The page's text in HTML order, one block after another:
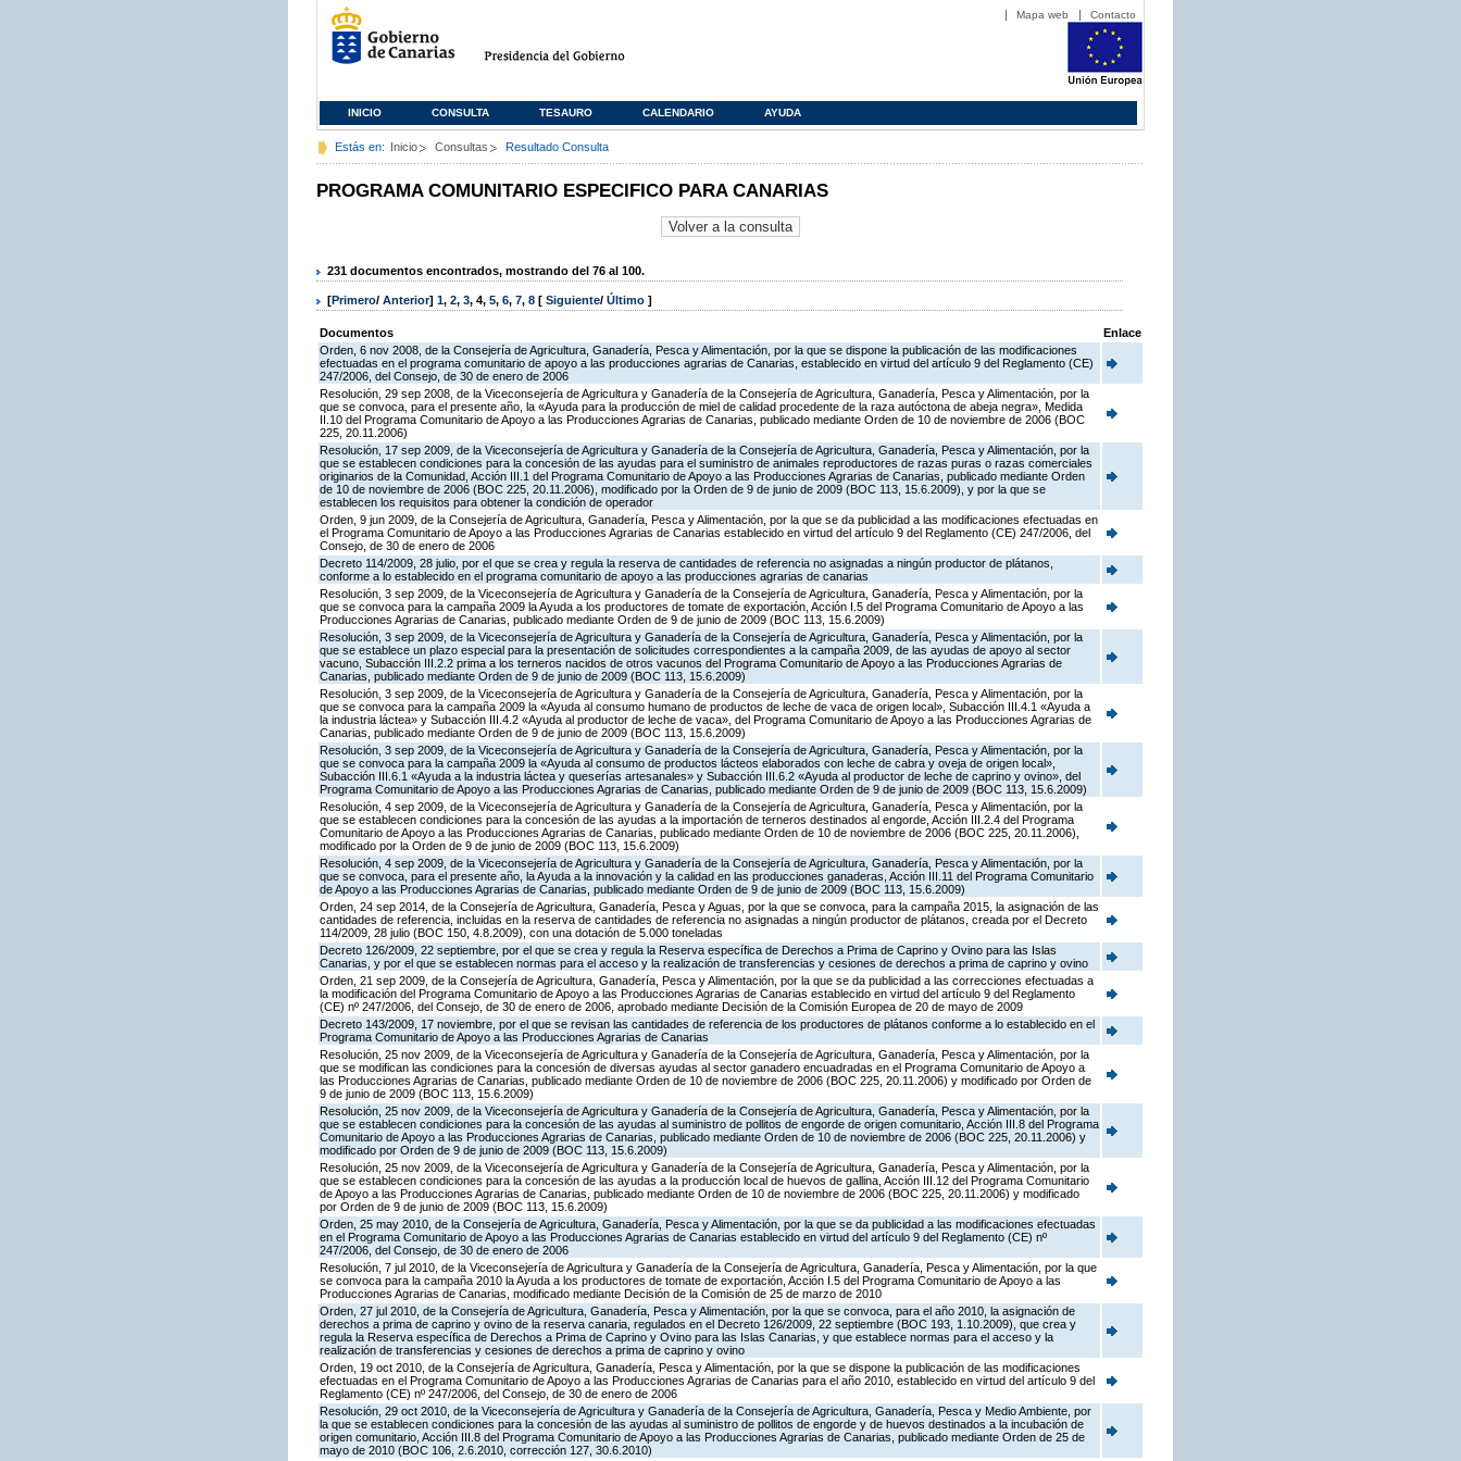
Mapa web Contacto
INICIO CONSULTA TESAURO CALENDARIO AYUDA
Estás en: Inicio Consultas Resultado Consulta
PROGRAMA COMUNITARIO ESPECIFICO PARA CANARIAS
231 documentos encontrados, mostrando del 76 al 100.
[Primero/ Anterior] 1, 2, 3, 4, 5, 6, 7, 8 [ Siguiente/ Último ]
Documentos
Enlace
Orden, 6 nov 2008, de la Consejería de Agricultura, Ganadería, Pesca y Alimentación, por la que se dispone la publicación de las modificaciones
efectuadas en el programa comunitario de apoyo a las producciones agrarias de Canarias, establecido en virtud del artículo 9 del Reglamento (CE)
247/2006, del Consejo, de 30 de enero de 2006
Resolución, 29 sep 2008, de la Viceconsejería de Agricultura y Ganadería de la Consejería de Agricultura, Ganadería, Pesca y Alimentación, por la
que se convoca, para el presente año, la «Ayuda para la producción de miel de calidad procedente de la raza autóctona de abeja negra», Medida
II.10 del Programa Comunitario de Apoyo a las Producciones Agrarias de Canarias, publicado mediante Orden de 10 de noviembre de 2006 (BOC
225, 20.11.2006)
Resolución, 17 sep 2009, de la Viceconsejería de Agricultura y Ganadería de la Consejería de Agricultura, Ganadería, Pesca y Alimentación, por la
que se establecen condiciones para la concesión de las ayudas para el suministro de animales reproductores de razas puras o razas comerciales
originarios de la Comunidad, Acción III.1 del Programa Comunitario de Apoyo a las Producciones Agrarias de Canarias, publicado mediante Orden
de 10 de noviembre de 2006 (BOC 225, 20.11.2006), modificado por la Orden de 9 de junio de 2009 (BOC 113, 15.6.2009), y por la que se
establecen los requisitos para obtener la condición de operador
Orden, 9 jun 2009, de la Consejería de Agricultura, Ganadería, Pesca y Alimentación, por la que se da publicidad a las modificaciones efectuadas en
el Programa Comunitario de Apoyo a las Producciones Agrarias de Canarias establecido en virtud del artículo 9 del Reglamento (CE) 247/2006, del
Consejo, de 30 de enero de 2006
Decreto 114/2009, 28 julio, por el que se crea y regula la reserva de cantidades de referencia no asignadas a ningún productor de plátanos,
conforme a lo establecido en el programa comunitario de apoyo a las producciones agrarias de canarias
Resolución, 3 sep 2009, de la Viceconsejería de Agricultura y Ganadería de la Consejería de Agricultura, Ganadería, Pesca y Alimentación, por la
que se convoca para la campaña 2009 la Ayuda a los productores de tomate de exportación, Acción I.5 del Programa Comunitario de Apoyo a las
Producciones Agrarias de Canarias, publicado mediante Orden de 9 de junio de 2009 (BOC 113, 15.6.2009)
Resolución, 3 sep 2009, de la Viceconsejería de Agricultura y Ganadería de la Consejería de Agricultura, Ganadería, Pesca y Alimentación, por la
que se establece un plazo especial para la presentación de solicitudes correspondientes a la campaña 2009, de las ayudas de apoyo al sector
vacuno, Subacción III.2.2 prima a los terneros nacidos de otros vacunos del Programa Comunitario de Apoyo a las Producciones Agrarias de
Canarias, publicado mediante Orden de 9 de junio de 2009 (BOC 113, 15.6.2009)
Resolución, 3 sep 2009, de la Viceconsejería de Agricultura y Ganadería de la Consejería de Agricultura, Ganadería, Pesca y Alimentación, por la
que se convoca para la campaña 2009 la «Ayuda al consumo humano de productos de leche de vaca de origen local», Subacción III.4.1 «Ayuda a
la industria láctea» y Subacción III.4.2 «Ayuda al productor de leche de vaca», del Programa Comunitario de Apoyo a las Producciones Agrarias de
Canarias, publicado mediante Orden de 9 de junio de 2009 (BOC 113, 15.6.2009)
Resolución, 3 sep 2009, de la Viceconsejería de Agricultura y Ganadería de la Consejería de Agricultura, Ganadería, Pesca y Alimentación, por la
que se convoca para la campaña 2009 la «Ayuda al consumo de productos lácteos elaborados con leche de cabra y oveja de origen local»,
Subacción III.6.1 «Ayuda a la industria láctea y queserías artesanales» y Subacción III.6.2 «Ayuda al productor de leche de caprino y ovino», del
Programa Comunitario de Apoyo a las Producciones Agrarias de Canarias, publicado mediante Orden de 9 de junio de 2009 (BOC 113, 15.6.2009)
Resolución, 4 sep 2009, de la Viceconsejería de Agricultura y Ganadería de la Consejería de Agricultura, Ganadería, Pesca y Alimentación, por la
que se establecen condiciones para la concesión de las ayudas a la importación de terneros destinados al engorde, Acción III.2.4 del Programa
Comunitario de Apoyo a las Producciones Agrarias de Canarias, publicado mediante Orden de 10 de noviembre de 2006 (BOC 225, 20.11.2006),
modificado por la Orden de 9 de junio de 2009 (BOC 113, 15.6.2009)
Resolución, 4 sep 2009, de la Viceconsejería de Agricultura y Ganadería de la Consejería de Agricultura, Ganadería, Pesca y Alimentación, por la
que se convoca, para el presente año, la Ayuda a la innovación y la calidad en las producciones ganaderas, Acción III.11 del Programa Comunitario
de Apoyo a las Producciones Agrarias de Canarias, publicado mediante Orden de 9 de junio de 2009 (BOC 113, 15.6.2009)
Orden, 24 sep 2014, de la Consejería de Agricultura, Ganadería, Pesca y Aguas, por la que se convoca, para la campaña 2015, la asignación de las
cantidades de referencia, incluidas en la reserva de cantidades de referencia no asignadas a ningún productor de plátanos, creada por el Decreto
114/2009, 28 julio (BOC 150, 4.8.2009), con una dotación de 5.000 toneladas
Decreto 126/2009, 22 septiembre, por el que se crea y regula la Reserva específica de Derechos a Prima de Caprino y Ovino para las Islas
Canarias, y por el que se establecen normas para el acceso y la realización de transferencias y cesiones de derechos a prima de caprino y ovino
Orden, 21 sep 2009, de la Consejería de Agricultura, Ganadería, Pesca y Alimentación, por la que se da publicidad a las correcciones efectuadas a
la modificación del Programa Comunitario de Apoyo a las Producciones Agrarias de Canarias establecido en virtud del artículo 9 del Reglamento
(CE) nº 247/2006, del Consejo, de 30 de enero de 2006, aprobado mediante Decisión de la Comisión Europea de 20 de mayo de 2009
Decreto 143/2009, 17 noviembre, por el que se revisan las cantidades de referencia de los productores de plátanos conforme a lo establecido en el
Programa Comunitario de Apoyo a las Producciones Agrarias de Canarias
Resolución, 25 nov 2009, de la Viceconsejería de Agricultura y Ganadería de la Consejería de Agricultura, Ganadería, Pesca y Alimentación, por la
que se modifican las condiciones para la concesión de diversas ayudas al sector ganadero encuadradas en el Programa Comunitario de Apoyo a
las Producciones Agrarias de Canarias, publicado mediante Orden de 10 de noviembre de 2006 (BOC 225, 20.11.2006) y modificado por Orden de
9 de junio de 2009 (BOC 113, 15.6.2009)
Resolución, 25 nov 2009, de la Viceconsejería de Agricultura y Ganadería de la Consejería de Agricultura, Ganadería, Pesca y Alimentación, por la
que se establecen condiciones para la concesión de las ayudas al suministro de pollitos de engorde de origen comunitario, Acción III.8 del Programa
Comunitario de Apoyo a las Producciones Agrarias de Canarias, publicado mediante Orden de 10 de noviembre de 2006 (BOC 225, 20.11.2006) y
modificado por Orden de 9 de junio de 2009 (BOC 113, 15.6.2009)
Resolución, 25 nov 2009, de la Viceconsejería de Agricultura y Ganadería de la Consejería de Agricultura, Ganadería, Pesca y Alimentación, por la
que se establecen condiciones para la concesión de las ayudas a la producción local de huevos de gallina, Acción III.12 del Programa Comunitario
de Apoyo a las Producciones Agrarias de Canarias, publicado mediante Orden de 10 de noviembre de 2006 (BOC 225, 20.11.2006) y modificado
por Orden de 9 de junio de 2009 (BOC 113, 15.6.2009)
Orden, 25 may 2010, de la Consejería de Agricultura, Ganadería, Pesca y Alimentación, por la que se da publicidad a las modificaciones efectuadas
en el Programa Comunitario de Apoyo a las Producciones Agrarias de Canarias establecido en virtud del artículo 9 del Reglamento (CE) nº
247/2006, del Consejo, de 30 de enero de 2006
Resolución, 7 jul 2010, de la Viceconsejería de Agricultura y Ganadería de la Consejería de Agricultura, Ganadería, Pesca y Alimentación, por la que
se convoca para la campaña 2010 la Ayuda a los productores de tomate de exportación, Acción I.5 del Programa Comunitario de Apoyo a las
Producciones Agrarias de Canarias, modificado mediante Decisión de la Comisión de 25 de marzo de 2010
Orden, 27 jul 2010, de la Consejería de Agricultura, Ganadería, Pesca y Alimentación, por la que se convoca, para el año 2010, la asignación de
derechos a prima de caprino y ovino de la reserva canaria, regulados en el Decreto 126/2009, 22 septiembre (BOC 193, 1.10.2009), que crea y
regula la Reserva específica de Derechos a Prima de Caprino y Ovino para las Islas Canarias, y que establece normas para el acceso y la
realización de transferencias y cesiones de derechos a prima de caprino y ovino
Orden, 19 oct 2010, de la Consejería de Agricultura, Ganadería, Pesca y Alimentación, por la que se dispone la publicación de las modificaciones
efectuadas en el Programa Comunitario de Apoyo a las Producciones Agrarias de Canarias para el año 2010, establecido en virtud del artículo 9 del
Reglamento (CE) nº 247/2006, del Consejo, de 30 de enero de 2006
Resolución, 29 oct 2010, de la Viceconsejería de Agricultura y Ganadería de la Consejería de Agricultura, Ganadería, Pesca y Medio Ambiente, por
la que se establecen condiciones para la concesión de las ayudas al suministro de pollitos de engorde y de huevos destinados a la incubación de
origen comunitario, Acción III.8 del Programa Comunitario de Apoyo a las Producciones Agrarias de Canarias, publicado mediante Orden de 25 de
mayo de 2010 (BOC 106, 2.6.2010, corrección 127, 30.6.2010)